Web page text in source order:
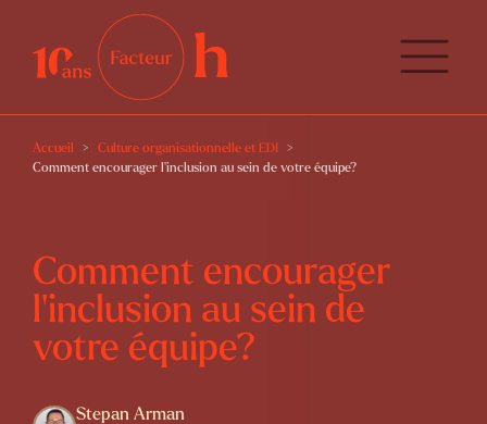
Accueil
Culture organisationnelle et EDI
Comment encourager l’inclusion au sein de votre équipe?
Comment encourager
l’inclusion au sein de
votre équipe?
Stepan Arman